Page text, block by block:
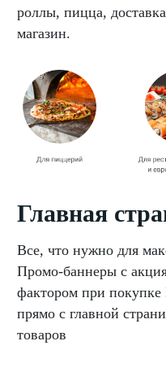
роллы, пицца,
магазин.
Главная
Все, что нужно для
Промо-баннеры с
фактором при покупке
прямо с главной
товаров